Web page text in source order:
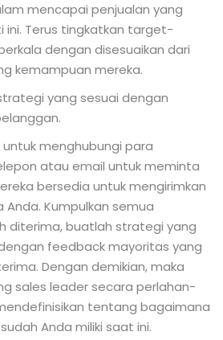
mencapai penjualan yang
ini. Terus tingkatkan target-
dengan disesuaikan dari
kemampuan mereka.
yang sesuai dengan
menghubungi para
atau email untuk meminta
bersedia untuk mengirimkan
Kumpulkan semua
diterima, buatlah strategi yang
feedback mayoritas yang
Dengan demikian, maka
sales leader secara perlahan-
tentang bagaimana
Anda miliki saat ini.